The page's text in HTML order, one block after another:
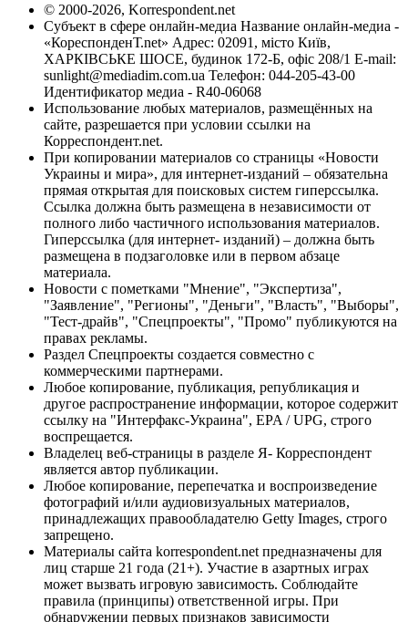
© 2000-2026, Korrespondent.net
Субъект в сфере онлайн-медиа Название онлайн-медиа -
«КореспонденТ.net» Адрес: 02091, місто Київ,
ХАРКІВСЬКЕ ШОСЕ, будинок 172-Б, офіс 208/1 E-mail:
sunlight@mediadim.com.ua Телефон: 044-205-43-00
Идентификатор медиа - R40-06068
Использование любых материалов, размещённых на
сайте, разрешается при условии ссылки на
Корреспондент.net.
При копировании материалов со страницы «Новости
Украины и мира», для интернет-изданий – обязательна
прямая открытая для поисковых систем гиперссылка.
Ссылка должна быть размещена в независимости от
полного либо частичного использования материалов.
Гиперссылка (для интернет- изданий) – должна быть
размещена в подзаголовке или в первом абзаце
материала.
Новости с пометками "Мнение", "Экспертиза",
"Заявление", "Регионы", "Деньги", "Власть", "Выборы",
"Тест-драйв", "Спецпроекты", "Промо" публикуются на
правах рекламы.
Раздел Спецпроекты создается совместно с
коммерческими партнерами.
Любое копирование, публикация, републикация и
другое распространение информации, которое содержит
ссылку на "Интерфакс-Украина", EPA / UPG, строго
воспрещается.
Владелец веб-страницы в разделе Я- Корреспондент
является автор публикации.
Любое копирование, перепечатка и воспроизведение
фотографий и/или аудиовизуальных материалов,
принадлежащих правообладателю Getty Images, строго
запрещено.
Материалы сайта korrespondent.net предназначены для
лиц старше 21 года (21+). Участие в азартных играх
может вызвать игровую зависимость. Соблюдайте
правила (принципы) ответственной игры. При
обнаружении первых признаков зависимости